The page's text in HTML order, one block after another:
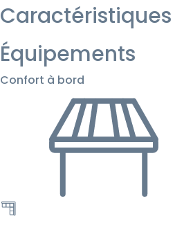
Caractéristiques
Équipements
Confort à bord